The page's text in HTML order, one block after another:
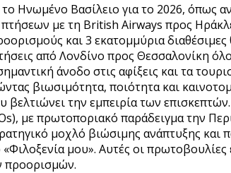
το Ηνωμένο Βασίλειο για το 2026,
με τη British Airways προς
και 3 εκατομμύρια
από Λονδίνο προς Θεσσαλονίκη
άνοδο στις αφίξεις και τα
βιωσιμότητα, ποιότητα και
την εμπειρία των
με πρωτοποριακό παράδειγμα την
μοχλό βιώσιμης ανάπτυξης και
μου». Αυτές οι
προορισμών.